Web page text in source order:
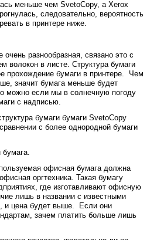
меньше чем SvetoCopy, а Xerox
следовательно, вероятность
в принтере ниже.
очень разнообразная, связано это с
волокон в листе. Структура бумаги
прохождение бумаги в принтере. Чем
значит бумага меньше будет
можно если мы в солнечную погоду
с надписью.
бумаги бумаги SvetoCopy
с более однородной бумаги
бумага.
офисная бумага должна
оргтехника. Такая бумагу
где изготавливают офисную
лишь в названии с известными
и цена будет выше. Если они
зачем платить больше лишь